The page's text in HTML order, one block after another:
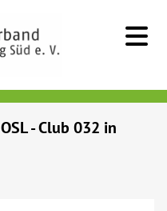
- Club 032 in